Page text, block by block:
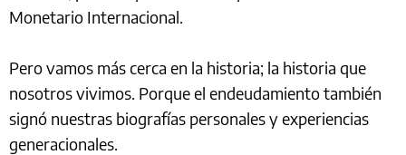
Monetario Internacional.
Pero vamos más cerca en la historia; la historia que
nosotros vivimos. Porque el endeudamiento también
signó nuestras biografías personales y experiencias
generacionales.